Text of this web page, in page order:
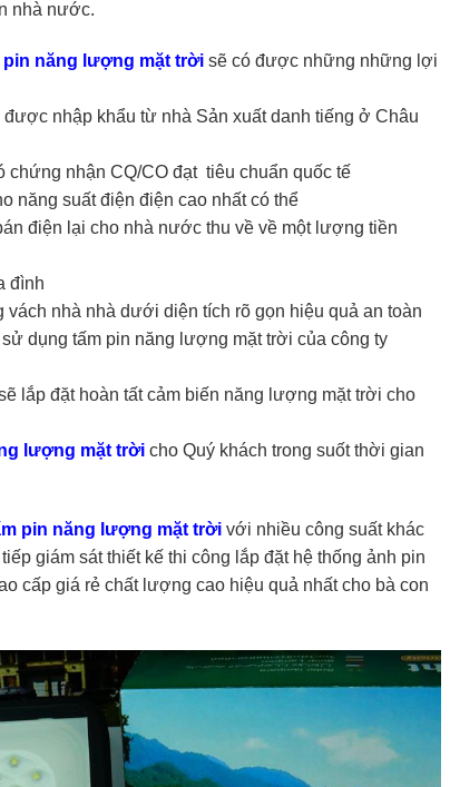
nhà nước.
pin năng lượng mặt trời sẽ có được những những lợi
nhập khẩu từ nhà Sản xuất danh tiếng ở Châu
chứng nhận CQ/CO đạt tiêu chuẩn quốc tế
năng suất điện điện cao nhất có thể
điện lại cho nhà nước thu về về một lượng tiền
đình
nhà nhà dưới diện tích rõ gọn hiệu quả an toàn
dụng tấm pin năng lượng mặt trời của công ty
lắp đặt hoàn tất cảm biến năng lượng mặt trời cho
lượng mặt trời cho Quý khách trong suốt thời gian
pin năng lượng mặt trời với nhiều công suất khác
giám sát thiết kế thi công lắp đặt hệ thống ảnh pin
cấp giá rẻ chất lượng cao hiệu quả nhất cho bà con